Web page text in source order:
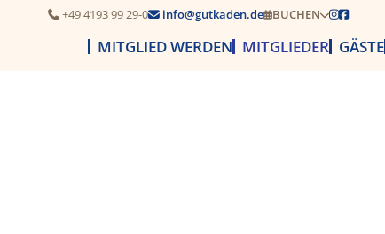
+49 4193 99 29-0info@gutkaden.de BUCHEN 
MITGLIED WERDEN MITGLIEDER GÄSTE